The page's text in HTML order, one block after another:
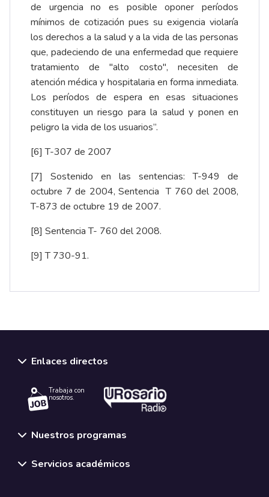
de urgencia no es posible oponer períodos
mínimos de cotización pues su exigencia violaría
los derechos a la salud y a la vida de las personas
que, padeciendo de una enfermedad que requiere
tratamiento de "alto costo", necesiten de
atención médica y hospitalaria en forma inmediata.
Los períodos de espera en esas situaciones
constituyen un riesgo para la salud y ponen en
peligro la vida de los usuarios”.
[6] T-307 de 2007
[7] Sostenido en las sentencias: T-949 de
octubre 7 de 2004, Sentencia T 760 del 2008,
T-873 de octubre 19 de 2007.
[8] Sentencia T- 760 del 2008.
[9] T 730-91.
Enlaces directos
Trabaja con
nosotros.
Nuestros programas
Servicios académicos